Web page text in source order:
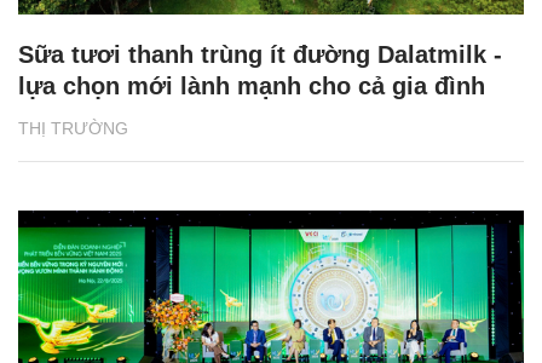
THỊ TRƯỜNG
Sữa tươi thanh trùng ít đường Dalatmilk -
lựa chọn mới lành mạnh cho cả gia đình